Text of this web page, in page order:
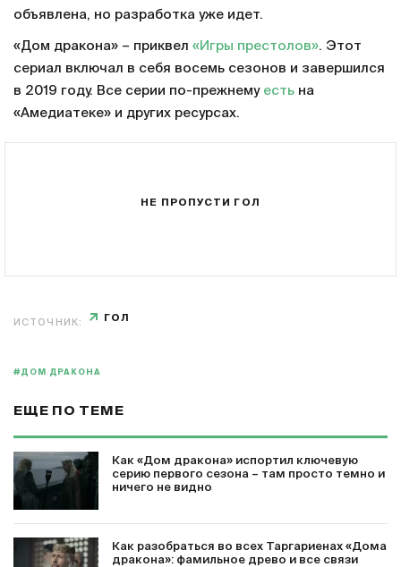
объявлена, но разработка уже идет.
«Дом дракона» – приквел «Игры престолов». Этот
сериал включал в себя восемь сезонов и завершился
в 2019 году. Все серии по-прежнему есть на
«Амедиатеке» и других ресурсах.
НЕ ПРОПУСТИ ГОЛ
ИСТОЧНИК: ГОЛ
#ДОМ ДРАКОНА
ЕЩЕ ПО ТЕМЕ
Как «Дом дракона» испортил ключевую
серию первого сезона – там просто темно и
ничего не видно
Как разобраться во всех Таргариенах «Дома
дракона»: фамильное древо и все связи